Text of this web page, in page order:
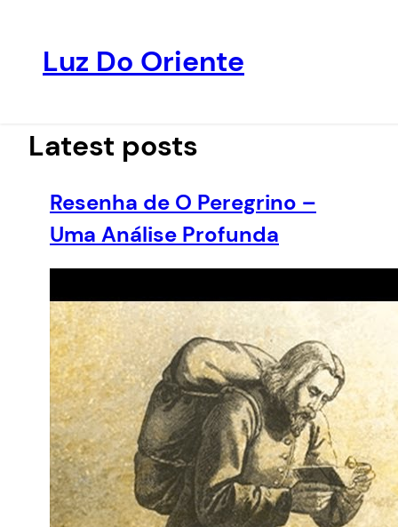
conteúdo
Luz Do Oriente
Latest posts
Resenha de O Peregrino –
Uma Análise Profunda